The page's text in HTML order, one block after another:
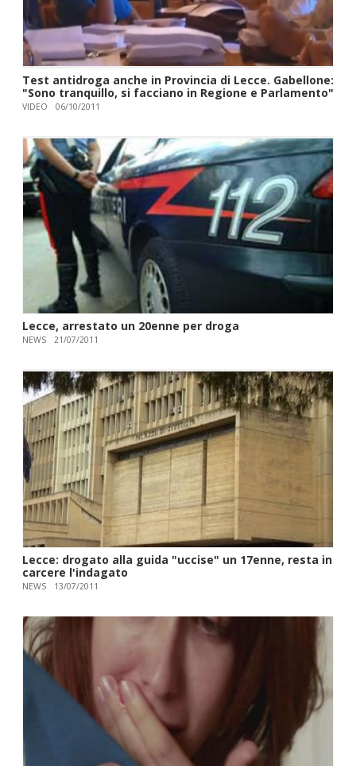
Test antidroga anche in Provincia di Lecce. Gabellone:
"Sono tranquillo, si facciano in Regione e Parlamento"
VIDEO 06/10/2011
Lecce, arrestato un 20enne per droga
NEWS 21/07/2011
Lecce: drogato alla guida "uccise" un 17enne, resta in
carcere l'indagato
NEWS 13/07/2011